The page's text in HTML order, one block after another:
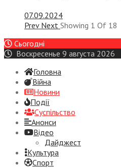
07.09.2024
Prev Next Showing 1 Of 18
Сьогодні
Воскресенье 9 августа 2026
Головна
Війна
Новини
Події
Суспiльство
Анонси
Відео
Дайджест
Культура
Спорт